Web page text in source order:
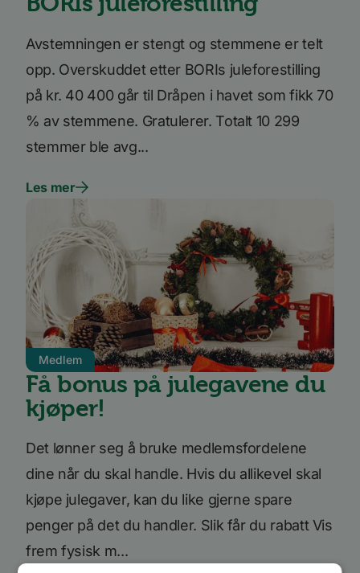
Avstemningen er stengt og stemmene er telt
opp. Overskuddet etter BORIs juleforestilling
på kr. 40 400 går til Dråpen i havet som fikk 70
% av stemmene. Gratulerer. Totalt 10 299
stemmer ble avg...
Les mer
Medlem
Få bonus på julegavene du
kjøper!
Det lønner seg å bruke medlemsfordelene
dine når du skal handle. Hvis du allikevel skal
kjøpe julegaver, kan du like gjerne spare
penger på det du handler. Slik får du rabatt Vis
frem fysisk m...